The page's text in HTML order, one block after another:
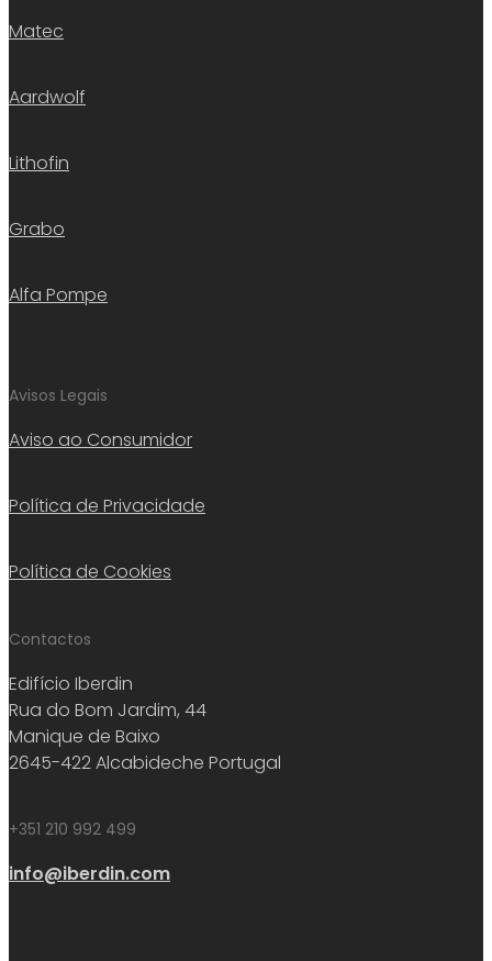
Matec
Aardwolf
Lithofin
Grabo
Alfa Pompe
Avisos Legais
Aviso ao Consumidor
Política de Privacidade
Política de Cookies
Contactos
Edifício Iberdin
Rua do Bom Jardim, 44
Manique de Baixo
2645-422 Alcabideche Portugal
+351 210 992 499
info@iberdin.com